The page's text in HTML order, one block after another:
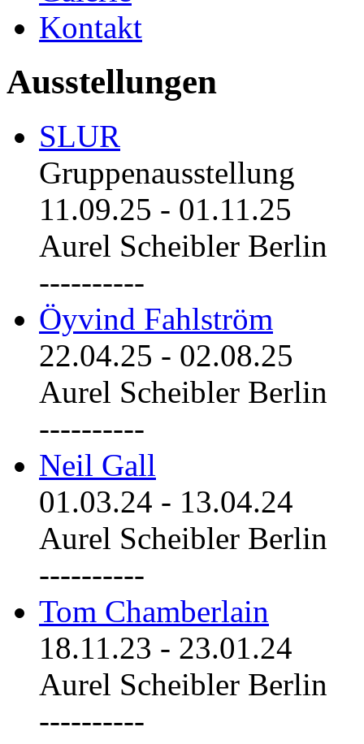
Kontakt
Ausstellungen
SLUR
Gruppenausstellung
11.09.25 - 01.11.25
Aurel Scheibler Berlin
----------
Öyvind Fahlström
22.04.25 - 02.08.25
Aurel Scheibler Berlin
----------
Neil Gall
01.03.24 - 13.04.24
Aurel Scheibler Berlin
----------
Tom Chamberlain
18.11.23 - 23.01.24
Aurel Scheibler Berlin
----------